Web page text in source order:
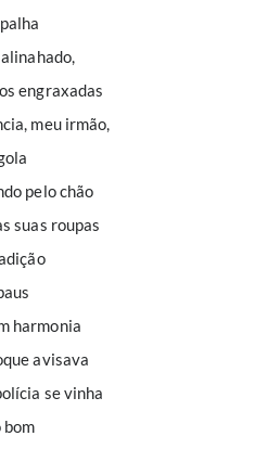
engraxadas
meu irmão,
pelo chão
suas roupas
harmonia
avisava
se vinha
bom